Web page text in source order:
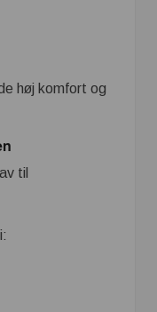
høj komfort og
til